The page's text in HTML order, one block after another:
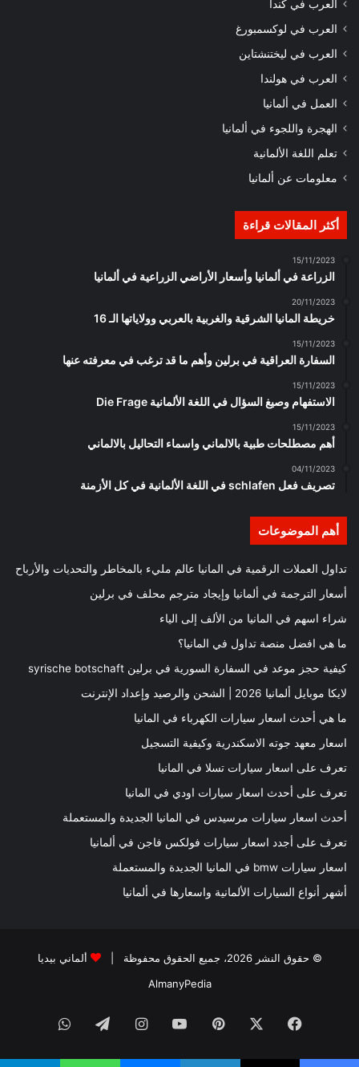
العرب في كندا
العرب في لوكسمبورغ
العرب في ليختنشتاين
العرب في هولندا
العمل في ألمانيا
الهجرة واللجوء في ألمانيا
تعلم اللغة الألمانية
معلومات عن ألمانيا
أكثر المقالات قراءة
15/11/2023
الزراعة في ألمانيا وأسعار الأراضي الزراعية في ألمانيا
20/11/2023
خريطة المانيا الشرقية والغربية بالعربي وولاياتها الـ 16
15/11/2023
السفارة العراقية في برلين وأهم ما قد ترغب في معرفته عنها
15/11/2023
الاستفهام وصيغ السؤال في اللغة الألمانية Die Frage
15/11/2023
أهم مصطلحات طبية بالالماني واسماء التحاليل بالالماني
04/11/2023
تصريف فعل schlafen في اللغة الألمانية في كل الأزمنة
أهم الموضوعات
تداول العملات الرقمية في المانيا عالم مليء بالمخاطر والتحديات والأرباح
أسعار الترجمة في ألمانيا وإيجاد مترجم محلف في برلين
شراء اسهم في المانيا من الألف إلى الياء
ما هي افضل منصة تداول في المانيا؟
كيفية حجز موعد في السفارة السورية في برلين syrische botschaft
لايكا موبايل ألمانيا 2026 | الشحن والرصيد وإعداد الإنترنت
ما هي أحدث اسعار سيارات الكهرباء في المانيا
اسعار معهد جوته الاسكندرية وكيفية التسجيل
تعرف على اسعار سيارات تسلا في المانيا
تعرف على أحدث اسعار سيارات اودي في المانيا
أحدث اسعار سيارات مرسيدس في المانيا الجديدة والمستعملة
تعرف على أجدد اسعار سيارات فولكس فاجن في ألمانيا
اسعار سيارات bmw في المانيا الجديدة والمستعملة
أشهر أنواع السيارات الألمانية واسعارها في ألمانيا
© حقوق النشر 2026، جميع الحقوق محفوظة |
ألماني بيديا
AlmanyPedia
فيسبوك بينتيريست‫YouTubeانستقرامتيلقرامواتساب